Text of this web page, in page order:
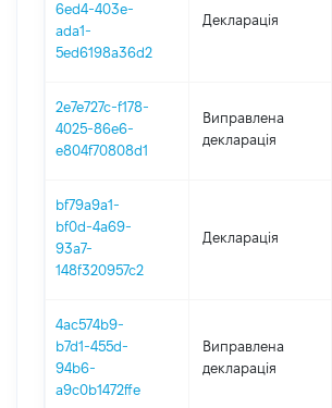
6ed4-403e-
ada1-
5ed6198a36d2
Декларація
2e7e727c-f178-
4025-86e6-
e804f70808d1
Виправлена
декларація
bf79a9a1-
bf0d-4a69-
93a7-
148f320957c2
Декларація
4ac574b9-
b7d1-455d-
94b6-
a9c0b1472ffe
Виправлена
декларація